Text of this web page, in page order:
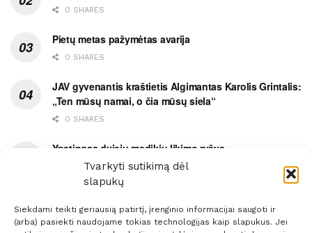
Tvarkyti sutikimą dėl
slapukų
Siekdami teikti geriausią patirtį, įrenginio informacijai saugoti ir
(arba) pasiekti naudojame tokias technologijas kaip slapukus. Jei
0 SHARES
Pietų metas pažymėtas avarija
0 SHARES
JAV gyvenantis kraštietis Algimantas Karolis Grintalis:
„Ten mūsų namai, o čia mūsų siela“
0 SHARES
Ypatingas dviejų medikių likimo ryšys
0 SHARES